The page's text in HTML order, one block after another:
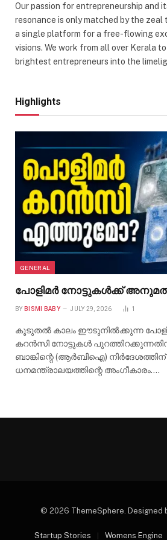
Our passion for entrepreneurship and
resonance is only matched by the zeal
a single platform for a free-flowing
visions. We work from all over Kerala
brightest entrepreneurs into the
Highlights
GENERAL
പോളിമർ നോട്ടുകൾക്ക്
BY BISMI BABY JULY 29, 2026 1
കൂടുതൽ കാലം ഈടുനിൽക്കുന്ന
കറൻസി നോട്ടുകൾ
ബാങ്കിന്റെ (ആർബിഐ) നിർദേശത്തിന്
ധനമന്ത്രാലയത്തിന്റെ അംഗീകാരം.…
© 2026 ThemeSphere. Designed
Startup Stories Womens Engine